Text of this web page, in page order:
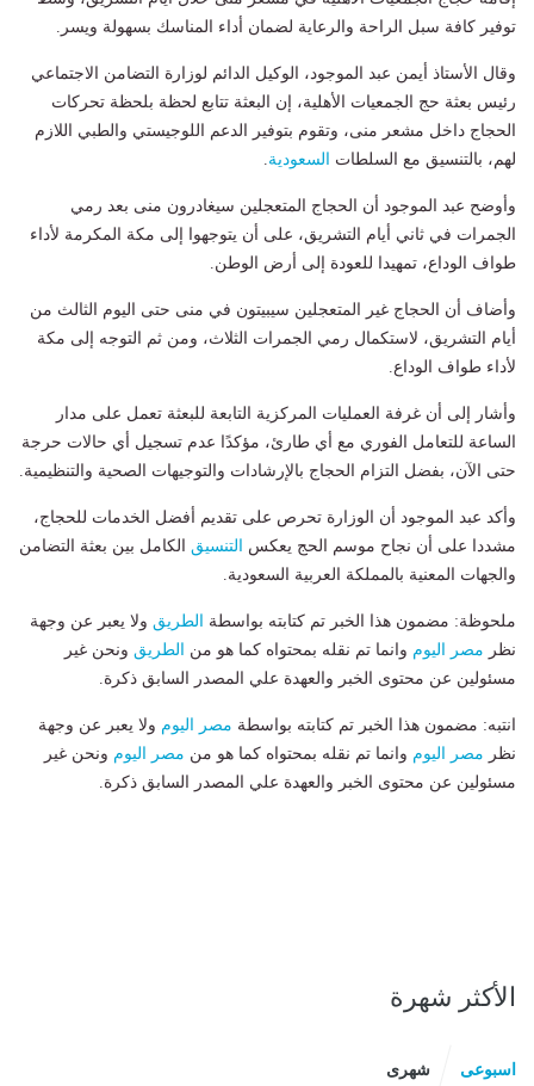
توفير كافة سبل الراحة والرعاية لضمان أداء المناسك بسهولة ويسر.
وقال الأستاذ أيمن عبد الموجود، الوكيل الدائم لوزارة التضامن الاجتماعي
رئيس بعثة حج الجمعيات الأهلية، إن البعثة تتابع لحظة بلحظة تحركات
الحجاج داخل مشعر منى، وتقوم بتوفير الدعم اللوجيستي والطبي اللازم
لهم، بالتنسيق مع السلطات
السعودية.
وأوضح عبد الموجود أن الحجاج المتعجلين سيغادرون منى بعد رمي
الجمرات في ثاني أيام التشريق، على أن يتوجهوا إلى مكة المكرمة لأداء
طواف الوداع، تمهيدا للعودة إلى أرض الوطن.
وأضاف أن الحجاج غير المتعجلين سيبيتون في منى حتى اليوم الثالث من
أيام التشريق، لاستكمال رمي الجمرات الثلاث، ومن ثم التوجه إلى مكة
لأداء طواف الوداع.
وأشار إلى أن غرفة العمليات المركزية التابعة للبعثة تعمل على مدار
الساعة للتعامل الفوري مع أي طارئ، مؤكدًا عدم تسجيل أي حالات حرجة
حتى الآن، بفضل التزام الحجاج بالإرشادات والتوجيهات الصحية والتنظيمية.
وأكد عبد الموجود أن الوزارة تحرص على تقديم أفضل الخدمات للحجاج،
مشددا على أن نجاح موسم الحج يعكس
التنسيق الكامل بين بعثة التضامن
والجهات المعنية بالمملكة العربية السعودية.
ملحوظة: مضمون هذا الخبر تم كتابته بواسطة الطريق ولا يعبر عن وجهة
نظر مصر اليوم وانما تم نقله بمحتواه كما هو من الطريق ونحن غير
مسئولين عن محتوى الخبر والعهدة علي المصدر السابق ذكرة.
انتبه: مضمون هذا الخبر تم كتابته بواسطة مصر اليوم ولا يعبر عن وجهة
نظر مصر اليوم وانما تم نقله بمحتواه كما هو من مصر اليوم ونحن غير
مسئولين عن محتوى الخبر والعهدة علي المصدر السابق ذكرة.
الأكثر شهرة
اسبوعى شهرى